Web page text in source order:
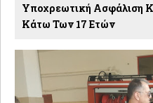
Υποχρεωτική Ασφάλιση
Κάτω Των 17 Ετών